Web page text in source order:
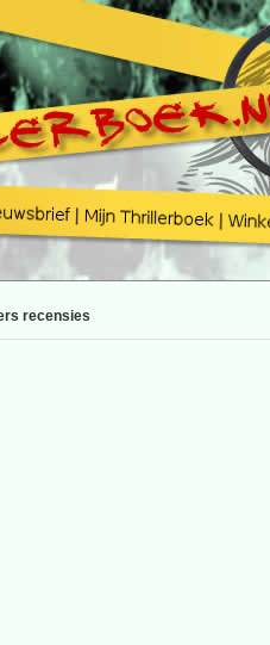
recensies